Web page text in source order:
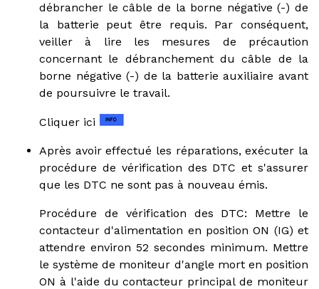
débrancher le câble de la borne négative (-) de
la batterie peut être requis. Par conséquent,
veiller à lire les mesures de précaution
concernant le débranchement du câble de la
borne négative (-) de la batterie auxiliaire avant
de poursuivre le travail.
Cliquer ici
Après avoir effectué les réparations, exécuter la
procédure de vérification des DTC et s'assurer
que les DTC ne sont pas à nouveau émis.
Procédure de vérification des DTC: Mettre le
contacteur d'alimentation en position ON (IG) et
attendre environ 52 secondes minimum. Mettre
le système de moniteur d'angle mort en position
ON à l'aide du contacteur principal de moniteur